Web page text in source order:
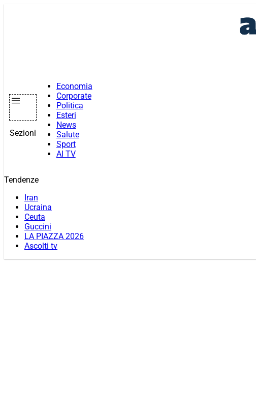
Sezioni
Economia
Corporate
Politica
Esteri
News
Salute
Sport
AI TV
Tendenze
Iran
Ucraina
Ceuta
Guccini
LA PIAZZA 2026
Ascolti tv